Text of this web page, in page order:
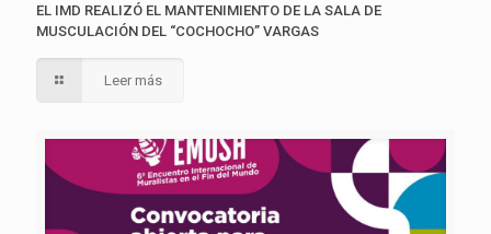
EL IMD REALIZÓ EL MANTENIMIENTO DE LA SALA DE
MUSCULACIÓN DEL “COCHOCHO” VARGAS
Leer más